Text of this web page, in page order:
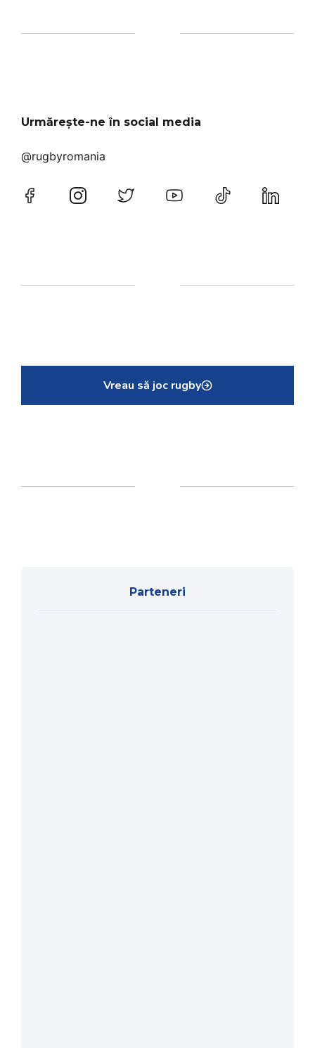
Urmărește-ne în social media
@rugbyromania
Vreau să joc rugby
Parteneri